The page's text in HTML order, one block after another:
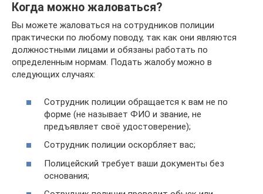
Когда можно жаловаться?
Вы можете жаловаться на сотрудников полиции
практически по любому поводу, так как они являются
должностными лицами и обязаны работать по
определенным нормам. Подать жалобу можно в
следующих случаях:
Сотрудник полиции обращается к вам не по
форме (не называет ФИО и звание, не
предъявляет своё удостоверение);
Сотрудник полиции оскорбляет вас;
Полицейский требует ваши документы без
основания;